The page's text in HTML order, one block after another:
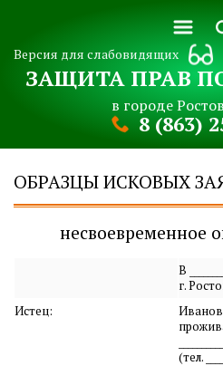
Версия для слабовидящих
ЗАЩИТА ПРАВ
в городе
8 (863)
ОБРАЗЦЫ ИСКОВЫХ
несвоевременное
В
г.
Истец:
(тел.